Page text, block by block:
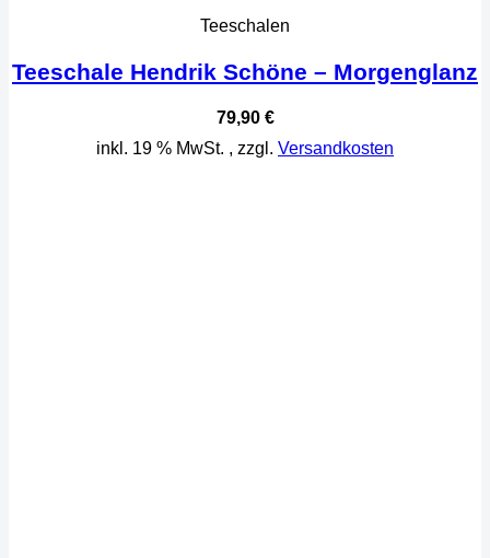
Teeschalen
Teeschale Hendrik Schöne – Morgenglanz
79,90 €
inkl. 19 % MwSt. , zzgl. Versandkosten